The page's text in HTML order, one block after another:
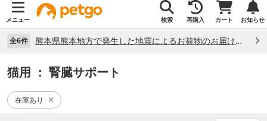
メニュー 検索 再購入 カート お知らせ
全6件 熊本県熊本地方で発生した地震によるお荷物のお届け状況について （7/28）
猫用 ： 腎臓サポート
在庫あり